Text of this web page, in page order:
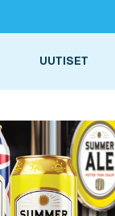
UUTISET